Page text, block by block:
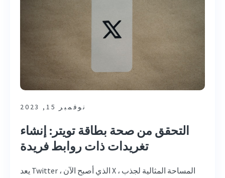
نوفمبر 15, 2023
التحقق من صحة بطاقة تويتر: إنشاء
تغريدات ذات روابط فريدة
يعد Twitter ، الذي أصبح الآن X ، المساحة المثالية لجذب